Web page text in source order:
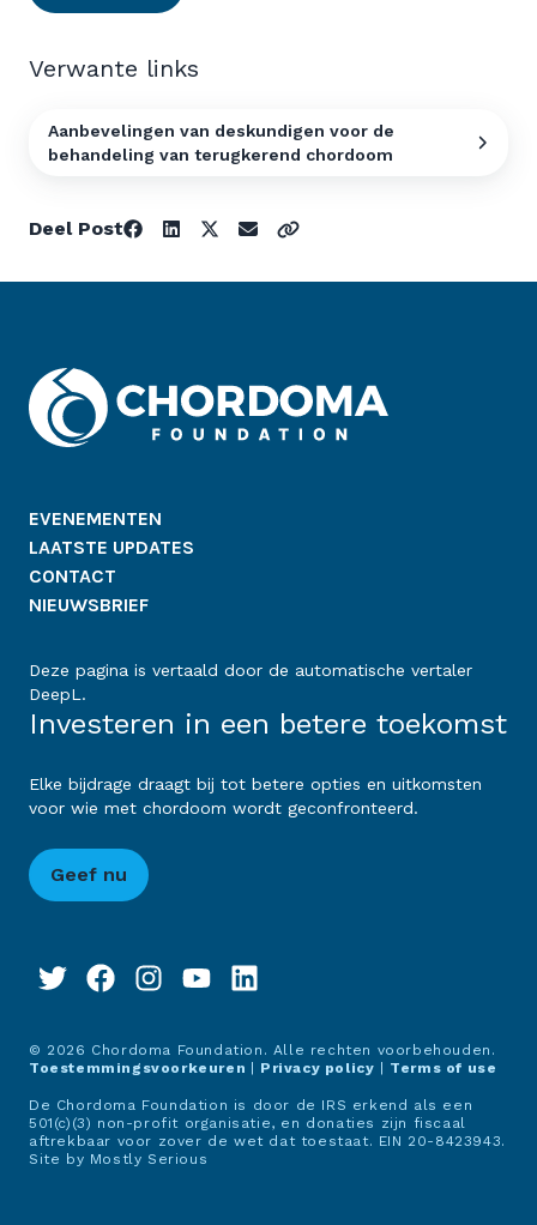
Verwante links
Aanbevelingen van deskundigen voor de
behandeling van terugkerend chordoom
Deel Post
EVENEMENTEN
LAATSTE UPDATES
CONTACT
NIEUWSBRIEF
Deze pagina is vertaald door de automatische vertaler
DeepL.
Investeren in een betere toekomst
Elke bijdrage draagt bij tot betere opties en uitkomsten
voor wie met chordoom wordt geconfronteerd.
Geef nu
© 2026 Chordoma Foundation. Alle rechten voorbehouden.
Toestemmingsvoorkeuren
Privacy policy Terms of use
De Chordoma Foundation is door de IRS erkend als een
501(c)(3) non-profit organisatie, en donaties zijn fiscaal
aftrekbaar voor zover de wet dat toestaat. EIN 20-8423943.
Site by Mostly Serious